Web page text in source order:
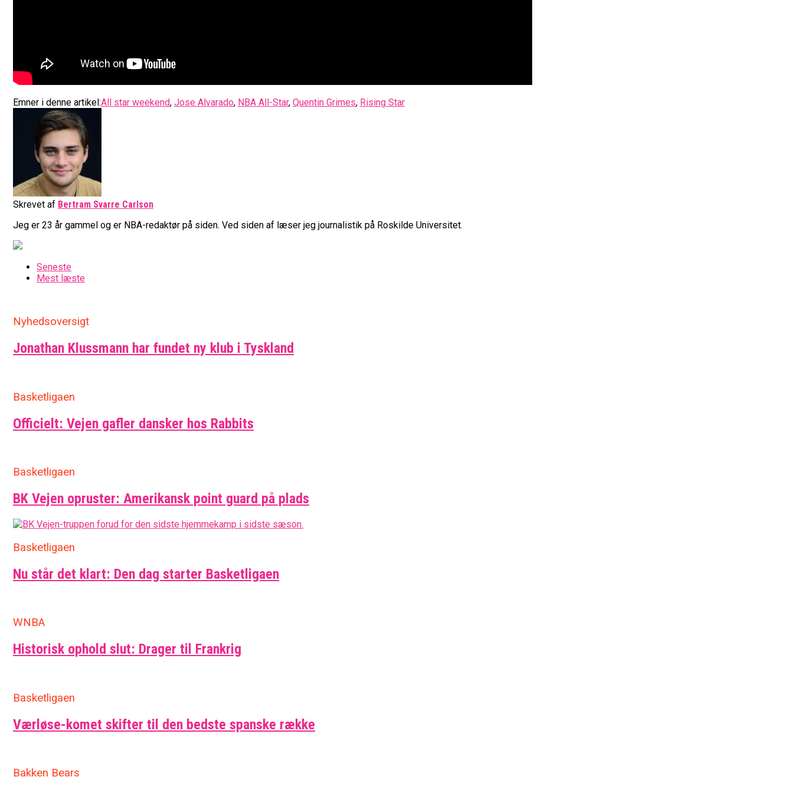
Emner i denne artikel:All star weekend, Jose Alvarado, NBA All-Star, Quentin Grimes, Rising Star
Skrevet af Bertram Svarre Carlson
Jeg er 23 år gammel og er NBA-redaktør på siden. Ved siden af læser jeg journalistik på Roskilde Universitet.
Seneste
Mest læste
Nyhedsoversigt
Jonathan Klussmann har fundet ny klub i Tyskland
Basketligaen
Officielt: Vejen gafler dansker hos Rabbits
Basketligaen
BK Vejen opruster: Amerikansk point guard på plads
Basketligaen
Nu står det klart: Den dag starter Basketligaen
WNBA
Historisk ophold slut: Drager til Frankrig
Basketligaen
Værløse-komet skifter til den bedste spanske række
Bakken Bears